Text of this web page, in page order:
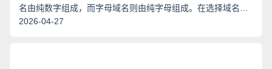
名由纯数字组成，而字母域名则由纯字母组成。在选择域名
时，很多人会犹豫不决，不知道该选择哪种类型的域名。本文
2026-04-27